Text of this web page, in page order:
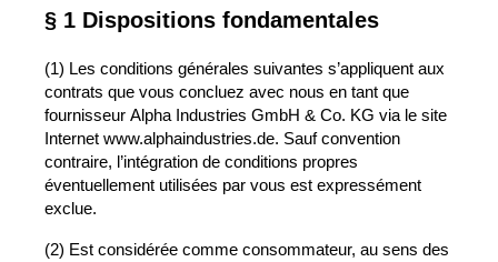
§ 1 Dispositions fondamentales
(1) Les conditions générales suivantes s’appliquent aux
contrats que vous concluez avec nous en tant que
fournisseur Alpha Industries GmbH & Co. KG via le site
Internet www.alphaindustries.de. Sauf convention
contraire, l’intégration de conditions propres
éventuellement utilisées par vous est expressément
exclue.
(2) Est considérée comme consommateur, au sens des